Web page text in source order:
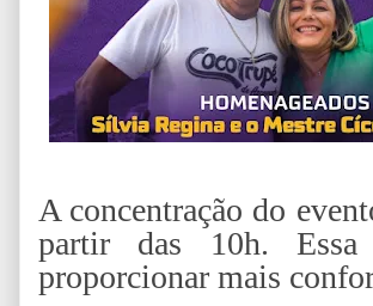
A concentração do
partir das 10h.
proporcionar mais